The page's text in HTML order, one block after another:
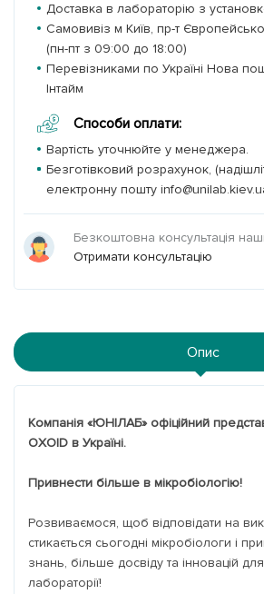
Доставка в лабораторію з
Самовивіз м Київ, пр-т
(пн-пт з 09:00 до 18:00)
Перевізниками по Україні Нова
Інтайм
Способи оплати:
Вартість уточнюйте у менеджера.
Безготівковий розрахунок,
електронну пошту
Безкоштовна консультація
Отримати консультацію
Опис
Компанія «ЮНІЛАБ» офіційний
OXOID в Україні.
Привнести більше в мікробіологію!
Розвиваємося, щоб відповідати на
стикається сьогодні мікробіологи і
знань, більше досвіду та інновацій
лабораторії!